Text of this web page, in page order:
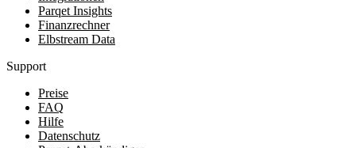
Parqet Insights
Finanzrechner
Elbstream Data
Support
Preise
FAQ
Hilfe
Datenschutz